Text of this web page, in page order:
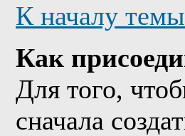
К началу темы
Как
Для того,
сначала